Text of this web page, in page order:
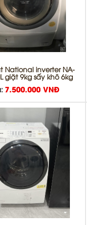
National inverter NA-
giặt 9kg sấy khô 6kg
7.500.000 VNĐ